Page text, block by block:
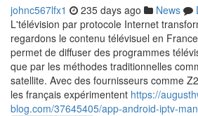
johnc567lfx1 235 days ago News
L'télévision par protocole Internet
regardons le contenu télévisuel en
permet de diffuser des programmes
que par les méthodes traditionnelles
satellite. Avec des fournisseurs comme
les français expérimentent https://
blog.com/37645405/app-android-iptv-